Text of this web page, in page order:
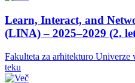
Learn, Interact, and
(LINA) – 2025–2029 (2.
Fakulteta za arhitekturo
teku